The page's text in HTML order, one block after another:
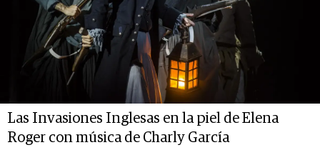
Las Invasiones Inglesas en la piel de Elena
Roger con música de Charly García